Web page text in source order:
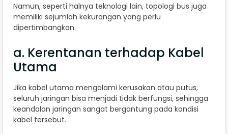
Namun, seperti halnya teknologi lain, topologi bus juga
memiliki sejumlah kekurangan yang perlu
dipertimbangkan.
a. Kerentanan terhadap Kabel
Utama
Jika kabel utama mengalami kerusakan atau putus,
seluruh jaringan bisa menjadi tidak berfungsi, sehingga
keandalan jaringan sangat bergantung pada kondisi
kabel tersebut.